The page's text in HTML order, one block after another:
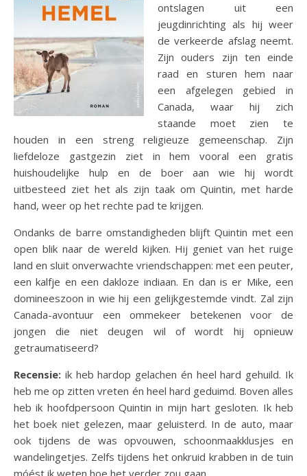
ontslagen uit een
jeugdinrichting als hij weer
de verkeerde afslag neemt.
Zijn ouders zijn ten einde
raad en sturen hem naar
een afgelegen gebied in
Canada, waar hij zich
staande moet zien te
houden in een streng religieuze gemeenschap. Zijn
liefdeloze gastgezin ziet in hem vooral een gratis
huishoudelijke hulp en de boer aan wie hij wordt
uitbesteed ziet het als zijn taak om Quintin, met harde
hand, weer op het rechte pad te krijgen.
Ondanks de barre omstandigheden blijft Quintin met een
open blik naar de wereld kijken. Hij geniet van het ruige
land en sluit onverwachte vriendschappen: met een peuter,
een kalfje en een dakloze indiaan. En dan is er Mike, een
domineeszoon in wie hij een gelijkgestemde vindt. Zal zijn
Canada-avontuur een ommekeer betekenen voor de
jongen die niet deugen wil of wordt hij opnieuw
getraumatiseerd?
Recensie: ik heb hardop gelachen én heel hard gehuild. Ik
heb me op zitten vreten én heel hard geduimd. Boven alles
heb ik hoofdpersoon Quintin in mijn hart gesloten. Ik heb
het boek niet gelezen, maar geluisterd. In de auto, maar
ook tijdens de was opvouwen, schoonmaakklusjes en
wandelingetjes. Zelfs tijdens het onkruid krabben in de tuin